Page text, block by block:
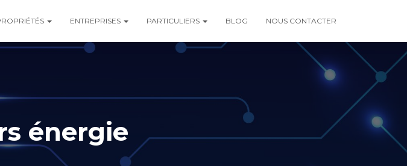
ENTREPRISES PARTICULIERS BLOG NOUS CONTACTER
énergie